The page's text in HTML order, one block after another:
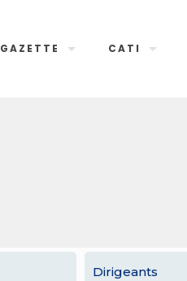
GAZETTE CATI
Dirigeants